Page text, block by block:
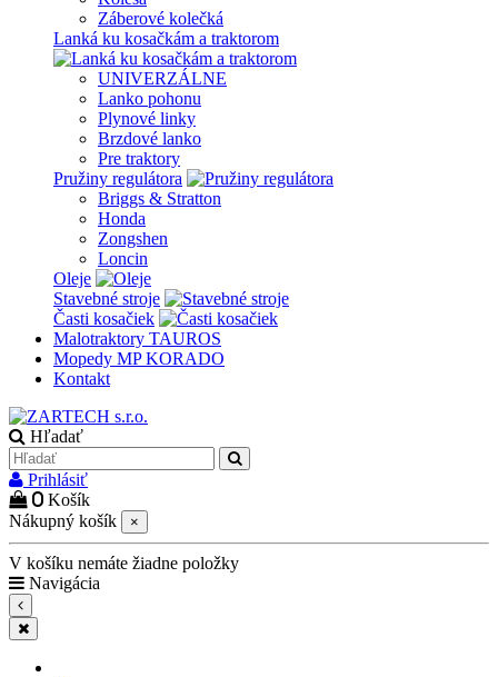
Záberové kolečká
Lanká ku kosačkám a traktorom
UNIVERZÁLNE
Lanko pohonu
Plynové linky
Brzdové lanko
Pre traktory
Pružiny regulátora
Briggs & Stratton
Honda
Zongshen
Loncin
Oleje
Stavebné stroje
Časti kosačiek
Malotraktory TAUROS
Mopedy MP KORADO
Kontakt
Hľadať
Prihlásiť
0 Košík
Nákupný košík
×
V košíku nemáte žiadne položky
Navigácia